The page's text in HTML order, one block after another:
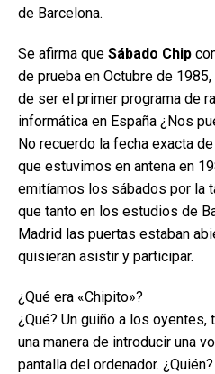
de Barcelona.
Se afirma que Sábado Chip
de prueba en Octubre de
de ser el primer programa de
informática en España ¿Nos
No recuerdo la fecha exacta
que estuvimos en antena en
emitíamos los sábados por la
que tanto en los estudios de
Madrid las puertas estaban
quisieran asistir y participar.
¿Qué era «Chipito»?
¿Qué? Un guiño a los oyentes,
una manera de introducir una
pantalla del ordenador. ¿Quién?